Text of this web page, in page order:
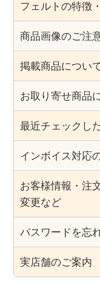
フェルトの特徴
商品画像のご注
掲載商品につい
お取り寄せ商品
最近チェックし
インボイス対応
お客様情報・注
変更など
パスワードを忘
実店舗のご案内